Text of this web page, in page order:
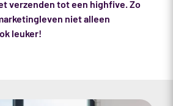
verzenden tot een highfive. Zo
niet alleen
leuker!